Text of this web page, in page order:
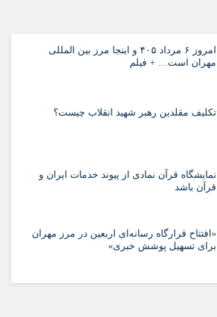
امروز ۶ مرداد ۴۰۵ و اینجا مرز بین المللی
مهران است… + فیلم
تکلیف مقلدین رهبر شهید انقلاب چیست؟
نمایشگاه قرآن نمادی از پیوند خدمات ایران و
قرآن باشد
«افتتاح قرارگاه رسانه‌ای اربعین در مرز مهران
برای تسهیل پوشش خبری»